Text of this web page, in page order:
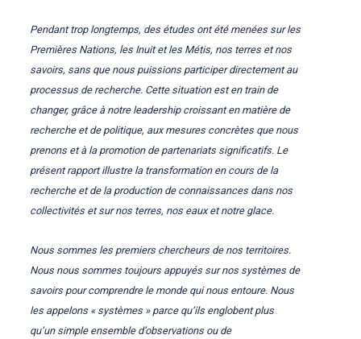
Pendant trop longtemps, des études ont été menées sur les
Premières Nations, les Inuit et les Métis, nos terres et nos
savoirs, sans que nous puissions participer directement au
processus de recherche. Cette situation est en train de
changer, grâce à notre leadership croissant en matière de
recherche et de politique, aux mesures concrètes que nous
prenons et à la promotion de partenariats significatifs. Le
présent rapport illustre la transformation en cours de la
recherche et de la production de connaissances dans nos
collectivités et sur nos terres, nos eaux et notre glace.
Nous sommes les premiers chercheurs de nos territoires.
Nous nous sommes toujours appuyés sur nos systèmes de
savoirs pour comprendre le monde qui nous entoure. Nous
les appelons « systèmes » parce qu’ils englobent plus
qu’un simple ensemble d’observations ou de